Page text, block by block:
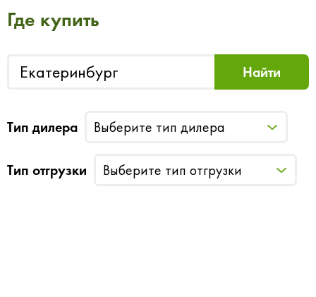
Где купить
Тип дилера Выберите тип дилера
Тип отгрузки Выберите тип отгрузки